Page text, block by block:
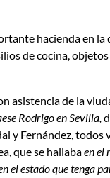
hacienda en la
de cocina,
asistencia de la
Rodrigo en Sevilla,
y Fernández, todos
que se hallabaen el
el estado que tenga